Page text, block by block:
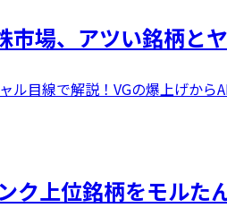
市場、アツい銘柄と
ル目線で解説！VGの爆上げか
ク上位銘柄をモルた